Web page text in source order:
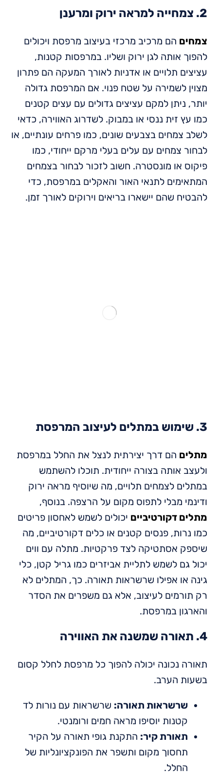
2. צמחייה למראה ירוק ומרענן
צמחים הם מרכיב מרכזי בעיצוב מרפסת ויכולים
להפוך אותה לגן ירוק ושליו. במרפסות קטנות,
עציצים תלויים או אדניות לאורך המעקה הם פתרון
מצוין לשמירה על שטח פנוי. אם המרפסת גדולה
יותר, ניתן למקם עציצים גדולים עם עצים קטנים
כמו עץ זית ננסי או במבוק. לשדרוג האווירה, כדאי
לשלב צמחים בצבעים שונים, כמו פרחים עונתיים, או
לבחור צמחים עם עלים בעלי מרקם ייחודי, כמו
פיקוס או מונסטרה. חשוב לזכור לבחור בצמחים
המתאימים לתנאי האור והאקלים במרפסת, כדי
להבטיח שהם יישארו בריאים וירוקים לאורך זמן.
3. שימוש במתלים לעיצוב המרפסת
מתלים הם דרך יצירתית לנצל את החלל במרפסת
ולעצב אותה בצורה ייחודית. תוכלו להשתמש
במתלים לצמחים תלויים, מה שיוסיף מראה ירוק
ודינמי מבלי לתפוס מקום על הרצפה. בנוסף,
מתלים דקורטיביים יכולים לשמש לאחסון פריטים
כמו נרות, פנסים קטנים או כלים דקורטיביים, מה
שיספק אסתטיקה לצד פרקטיות. מתלה עם ווים
יכול גם לשמש לתליית אביזרים כמו גריל קטן, כלי
גינה או אפילו שרשראות תאורה. כך, המתלים לא
רק תורמים לעיצוב, אלא גם משפרים את הסדר
והארגון במרפסת.
4. תאורה שמשנה את האווירה
תאורה נכונה יכולה להפוך כל מרפסת לחלל קסום
בשעות הערב.
שרשראות תאורה: שרשראות עם נורות לד
קטנות יוסיפו מראה חמים ורומנטי.
תאורת קיר: התקנת גופי תאורה על הקיר
תחסוך מקום ותשפר את הפונקציונליות של
החלל.